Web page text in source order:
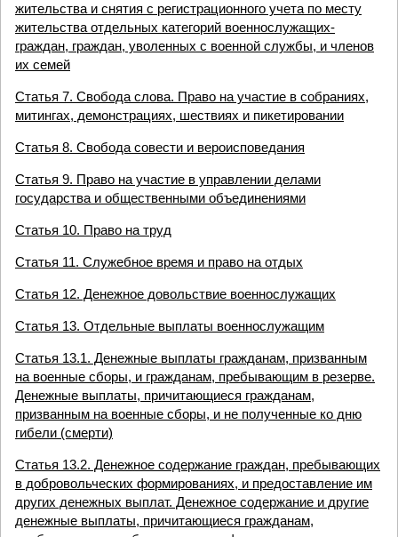
жительства и снятия с регистрационного учета по месту
жительства отдельных категорий военнослужащих-
граждан, граждан, уволенных с военной службы, и членов
их семей
Статья 7. Свобода слова. Право на участие в собраниях,
митингах, демонстрациях, шествиях и пикетировании
Статья 8. Свобода совести и вероисповедания
Статья 9. Право на участие в управлении делами
государства и общественными объединениями
Статья 10. Право на труд
Статья 11. Служебное время и право на отдых
Статья 12. Денежное довольствие военнослужащих
Статья 13. Отдельные выплаты военнослужащим
Статья 13.1. Денежные выплаты гражданам, призванным
на военные сборы, и гражданам, пребывающим в резерве.
Денежные выплаты, причитающиеся гражданам,
призванным на военные сборы, и не полученные ко дню
гибели (смерти)
Статья 13.2. Денежное содержание граждан, пребывающих
в добровольческих формированиях, и предоставление им
других денежных выплат. Денежное содержание и другие
денежные выплаты, причитающиеся гражданам,